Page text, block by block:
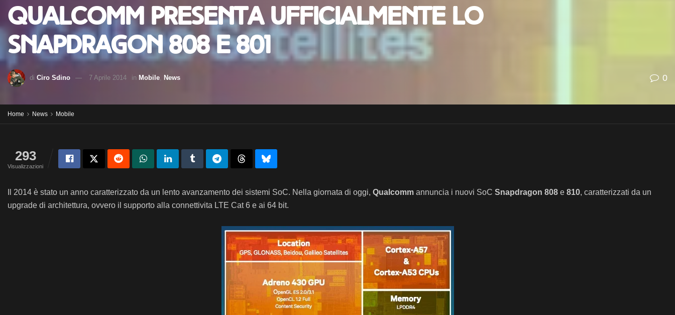
Qualcomm presenta ufficialmente lo
Snapdragon 808 e 801
di Ciro Sdino 7 Aprile 2014 in Mobile News 0
Home News Mobile
293
Visualizzazioni
Il 2014 è stato un anno caratterizzato da un lento avanzamento dei sistemi SoC. Nella giornata di oggi, Qualcomm annuncia i nuovi SoC Snapdragon 808 e 810, caratterizzati da un
upgrade di architettura, ovvero il supporto alla connettivita LTE Cat 6 e ai 64 bit.